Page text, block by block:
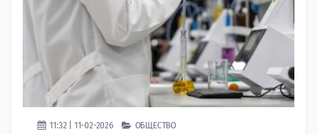
11:32 | 11-02-2026 ОБЩЕСТВО